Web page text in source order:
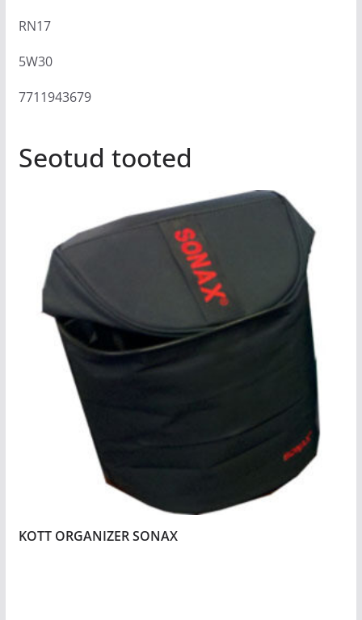
RN17
5W30
7711943679
Seotud tooted
KOTT ORGANIZER SONAX